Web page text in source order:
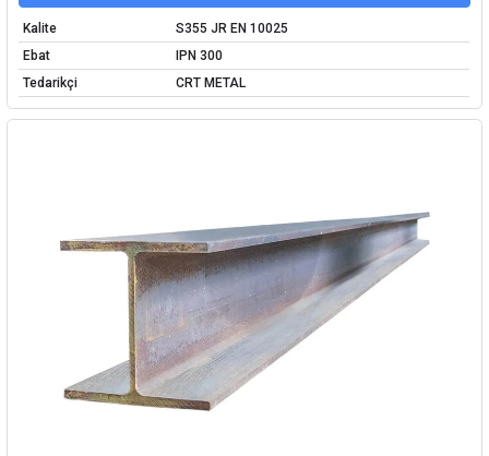
Kalite
S355 JR EN 10025
Ebat
IPN 300
Tedarikçi
CRT METAL